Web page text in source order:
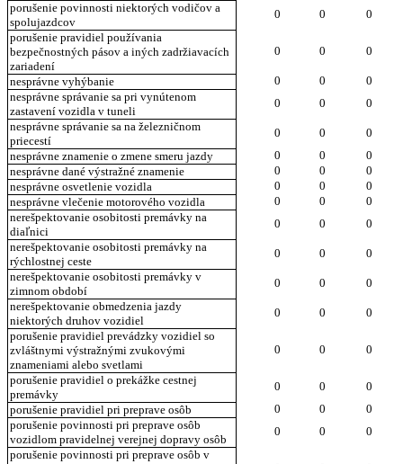
porušenie povinnosti niektorých vodičov a
spolujazdcov
0 0
0
porušenie pravidiel používania
bezpečnostných pásov a iných zadržiavacích
zariadení
0 0 0
nesprávne vyhýbanie 0 0
0
nesprávne správanie sa pri vynútenom
zastavení vozidla v tuneli
0 0
0
nesprávne správanie sa na železničnom
priecestí
0 0
0
nesprávne znamenie o zmene smeru jazdy
0 0
0
nesprávne dané výstražné znamenie
0 0
0
nesprávne osvetlenie vozidla
0 0
0
nesprávne vlečenie motorového vozidla
0 0
0
nerešpektovanie osobitosti premávky na
diaľnici
0 0
0
nerešpektovanie osobitosti premávky na
rýchlostnej ceste
0 0
0
nerešpektovanie osobitosti premávky v
zimnom období
0 0
0
nerešpektovanie obmedzenia jazdy
niektorých druhov vozidiel
0 0
0
porušenie pravidiel prevádzky vozidiel so
zvláštnymi výstražnými zvukovými
znameniami alebo svetlami
0 0 0
porušenie pravidiel o prekážke cestnej
premávky
0 0
0
porušenie pravidiel pri preprave osôb
0 0
0
porušenie povinnosti pri preprave osôb
vozidlom pravidelnej verejnej dopravy osôb
0 0
0
porušenie povinnosti pri preprave osôb v